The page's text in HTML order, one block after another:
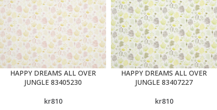
HAPPY DREAMS ALL OVER
JUNGLE 83405230
kr810
HAPPY DREAMS ALL OVER
JUNGLE 83407227
kr810